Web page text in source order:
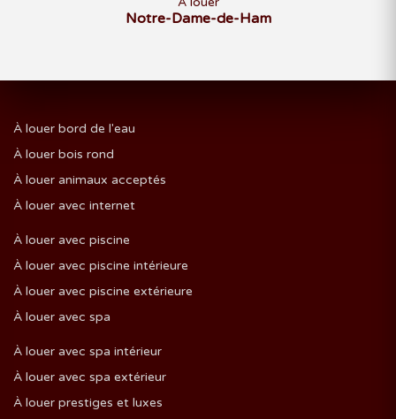
Notre-Dame-de-Ham
À louer bord de l'eau
À louer bois rond
À louer animaux acceptés
À louer avec internet
À louer avec piscine
À louer avec piscine intérieure
À louer avec piscine extérieure
À louer avec spa
À louer avec spa intérieur
À louer avec spa extérieur
À louer prestiges et luxes